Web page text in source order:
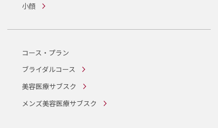
小顔
コース・プラン
ブライダルコース
美容医療サブスク
メンズ美容医療サブスク